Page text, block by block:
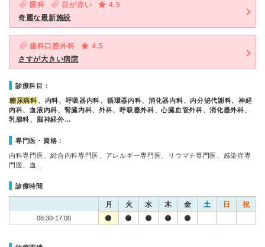
眼科 目が赤い
4.5
奇麗な最新施設
歯科口腔外科
4.5
さすが大きい病院
診療科目：
糖尿病科 、内科、呼吸器内科、循環器内科、消化器内科、内分泌代謝科、神経
内科、血液内科、腎臓内科、外科、呼吸器外科、心臓血管外科、消化器外科、
乳腺科、脳神経外…
専門医・資格：
内科専門医、総合内科専門医、アレルギー専門医、リウマチ専門医、感染症専
門医、血…
診療時間
月 火 水 木 金 土 日 祝
08:30-17:00